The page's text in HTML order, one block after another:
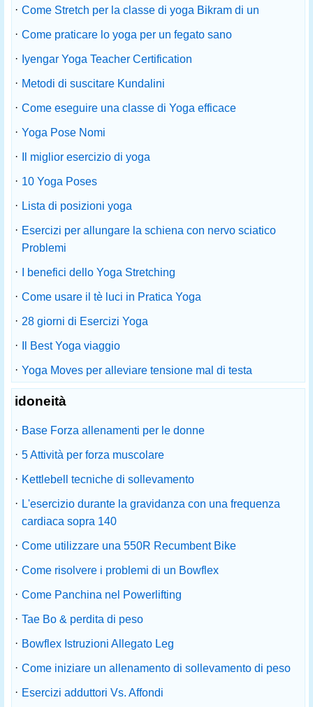
· Come Stretch per la classe di yoga Bikram di un
· Come praticare lo yoga per un fegato sano
· Iyengar Yoga Teacher Certification
· Metodi di suscitare Kundalini
· Come eseguire una classe di Yoga efficace
· Yoga Pose Nomi
·
Il miglior esercizio di yoga
· 10 Yoga Poses
· Lista di posizioni yoga
· Esercizi per allungare la schiena con nervo sciatico
Problemi
·
I benefici dello Yoga Stretching
· Come usare il tè luci in Pratica Yoga
· 28 giorni di Esercizi Yoga
·
Il Best Yoga viaggio
· Yoga Moves per alleviare tensione mal di testa
idoneità
· Base Forza allenamenti per le donne
· 5 Attività per forza muscolare
· Kettlebell tecniche di sollevamento
· L'esercizio durante la gravidanza con una frequenza
cardiaca sopra 140
· Come utilizzare una 550R Recumbent Bike
· Come risolvere i problemi di un Bowflex
· Come Panchina nel Powerlifting
· Tae Bo & perdita di peso
· Bowflex Istruzioni Allegato Leg
· Come iniziare un allenamento di sollevamento di peso
· Esercizi adduttori Vs. Affondi